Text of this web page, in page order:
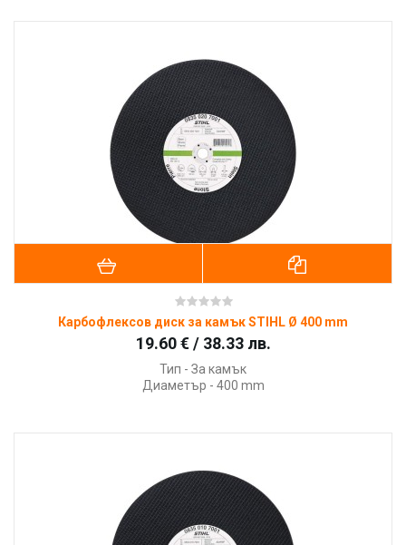
Карбофлексов диск за камък STIHL Ø 400 mm
19.60 € / 38.33 лв.
Тип - За камък
Диаметър - 400 mm